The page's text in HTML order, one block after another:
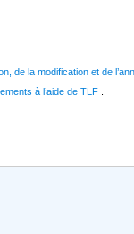
de la modification et de
à l’aide de TLF